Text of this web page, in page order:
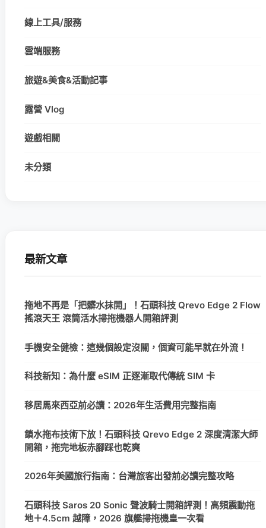
線上工具/服務
雲端服務
旅遊&美食&活動記事
露營 Vlog
遊戲相關
未分類
最新文章
拖地不再是「把髒水抹開」！石頭科技 Qrevo Edge 2 Flow
搖滾天王 滾筒活水掃拖機器人開箱評測
手機安全健檢：這幾個設定沒關，個資可能早就在外流！
科技新知：為什麼 eSIM 正逐漸取代傳統 SIM 卡
移居馬來西亞前必讀：2026年生活費用完整指南
鎖水拖布技術下放！石頭科技 Qrevo Edge 2 深度清潔大師
開箱，拖完地板赤腳踩也乾爽
2026年美國旅行指南：台灣旅客出發前必讀完整攻略
石頭科技 Saros 20 Sonic 聲波騎士開箱評測！高頻震動拖
地＋4.5cm 越障，2026 旗艦掃拖機皇一次看